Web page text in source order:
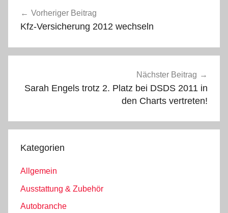
Vorheriger Beitrag
Kfz-Versicherung 2012 wechseln
Nächster Beitrag
Sarah Engels trotz 2. Platz bei DSDS 2011 in
den Charts vertreten!
Kategorien
Allgemein
Ausstattung & Zubehör
Autobranche